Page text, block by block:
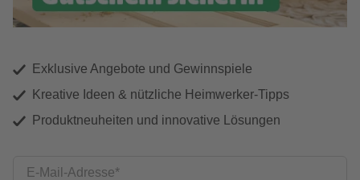
Exklusive Angebote und Gewinnspiele
Kreative Ideen & nützliche Heimwerker-Tipps
Produktneuheiten und innovative Lösungen
E-Mail-Adresse